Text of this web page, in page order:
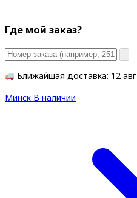
Где мой заказ?
Ближайшая доставка: 12 авг
Минск В наличии